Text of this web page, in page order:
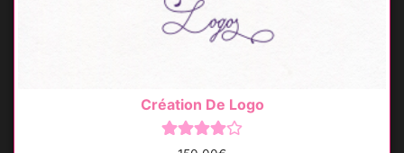
Création De Logo
Note